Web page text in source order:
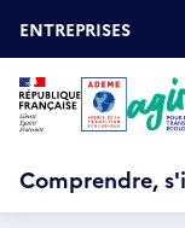
auOUVRIR
LE
MENU
ESPACE
ENTREPRISES
Comprendre,